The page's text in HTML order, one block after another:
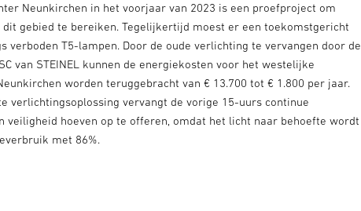
Neunkirchen in het voorjaar van 2023 is een proefproject om
gebied te bereiken. Tegelijkertijd moest er een toekomstgericht
verboden T5-lampen. Door de oude verlichting te vervangen door de
van STEINEL kunnen de energiekosten voor het westelijke
worden teruggebracht van € 13.700 tot € 1.800 per jaar.
verlichtingsoplossing vervangt de vorige 15-uurs continue
hoeven op te offeren, omdat het licht naar behoefte wordt
met 86%.